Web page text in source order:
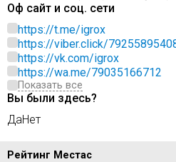
Оф сайт и соц. сети
https://t.me/igrox
https://viber.click/
https://vk.com/igrox
https://wa.me/79035166712
Показать все
Вы были здесь?
ДаНет
Рейтинг Местас